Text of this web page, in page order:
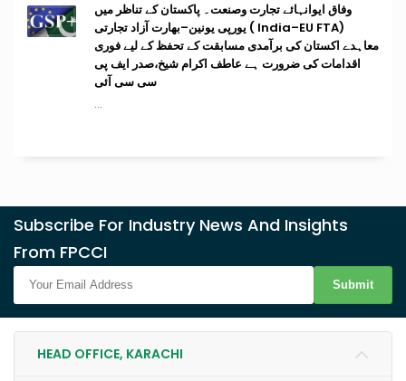
وفاق ایوانہائے تجارت وصنعت۔ پاکستان کے تناظر میں
(India–EU FTA ) یورپی یونین–بھارت آزاد تجارتی
معاہدے اکستان کی برآمدی مسابقت کے تحفظ کے لیے فوری
اقدامات کی ضرورت ہے عاطف اکرام شیخ،صدر ایف پی
سی سی آئی
...
Subscribe For Industry News And Insights
From FPCCI
Submit
HEAD OFFICE, KARACHI